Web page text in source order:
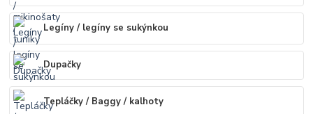
Legíny / legíny se sukýnkou
Dupačky
Tepláčky / Baggy / kalhoty